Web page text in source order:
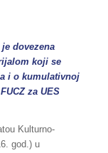
dovezena
koji se
i o kumulativnoj
za UES
Kulturno-
god.) u